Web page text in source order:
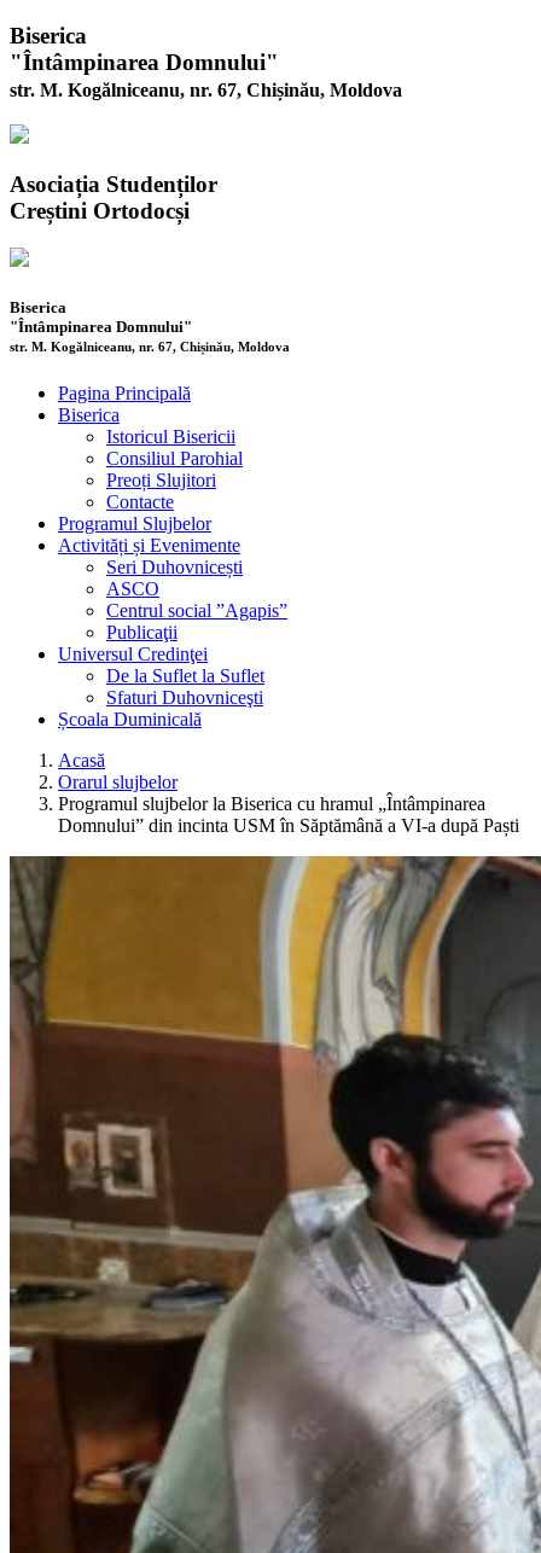
Biserica
"Întâmpinarea Domnului"
str. M. Kogălniceanu, nr. 67, Chișinău, Moldova
Asociația Studenților
Creștini Ortodocși
Biserica
"Întâmpinarea Domnului"
str. M. Kogălniceanu, nr. 67, Chișinău, Moldova
Pagina Principală
Biserica
Istoricul Bisericii
Consiliul Parohial
Preoți Slujitori
Contacte
Programul Slujbelor
Activități și Evenimente
Seri Duhovnicești
ASCO
Centrul social ”Agapis”
Publicaţii
Universul Credinţei
De la Suflet la Suflet
Sfaturi Duhovniceşti
Școala Duminicală
Acasă
Orarul slujbelor
Programul slujbelor la Biserica cu hramul „Întâmpinarea
Domnului” din incinta USM în Săptămână a VI-a după Paști